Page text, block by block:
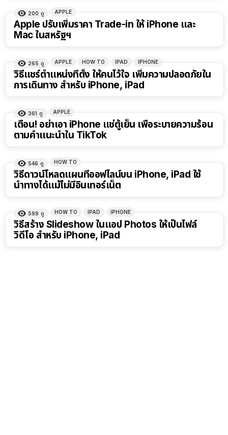
200 ดู APPLE
Apple ปรับเพิ่มราคา Trade-in ให้ iPhone และ
Mac ในสหรัฐฯ
265 ดู APPLE HOW TO IPAD IPHONE
วิธีแชร์ตำแหน่งที่ตั้ง ให้คนไว้ใจ เพิ่มความปลอดภัยใน
การเดินทาง สำหรับ iPhone, iPad
361 ดู APPLE
เตือน! อย่าเอา iPhone แช่ตู้เย็น เพื่อระบายความร้อน
ตามคำแนะนำใน TikTok
546 ดู HOW TO
วิธีดาวน์โหลดแผนที่ออฟไลน์บน iPhone, iPad ใช้
นำทางได้แม้ไม่มีอินเทอร์เน็ต
599 ดู HOW TO IPAD IPHONE
วิธีสร้าง Slideshow ในแอป Photos ให้เป็นไฟล์
วิดีโอ สำหรับ iPhone, iPad